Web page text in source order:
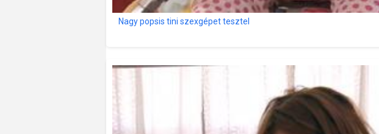
Nagy popsis tini szexgépet tesztel